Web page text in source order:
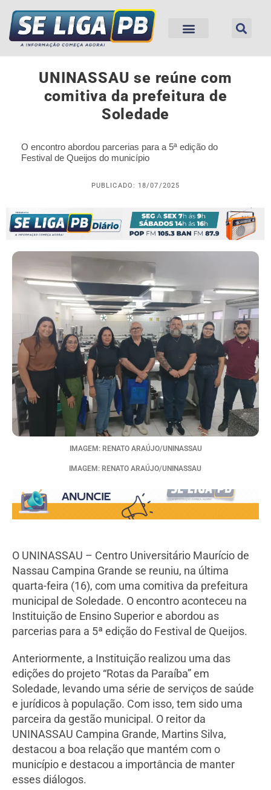
UNINASSAU se reúne com
comitiva da prefeitura de
Soledade
O encontro abordou parcerias para a 5ª edição do
Festival de Queijos do município
PUBLICADO: 18/07/2025
IMAGEM: RENATO ARAÚJO/UNINASSAU
IMAGEM: RENATO ARAÚJO/UNINASSAU
O UNINASSAU – Centro Universitário Maurício de
Nassau Campina Grande se reuniu, na última
quarta-feira (16), com uma comitiva da prefeitura
municipal de Soledade. O encontro aconteceu na
Instituição de Ensino Superior e abordou as
parcerias para a 5ª edição do Festival de Queijos.
Anteriormente, a Instituição realizou uma das
edições do projeto “Rotas da Paraíba” em
Soledade, levando uma série de serviços de saúde
e jurídicos à população. Com isso, tem sido uma
parceira da gestão municipal. O reitor da
UNINASSAU Campina Grande, Martins Silva,
destacou a boa relação que mantém com o
município e destacou a importância de manter
esses diálogos.